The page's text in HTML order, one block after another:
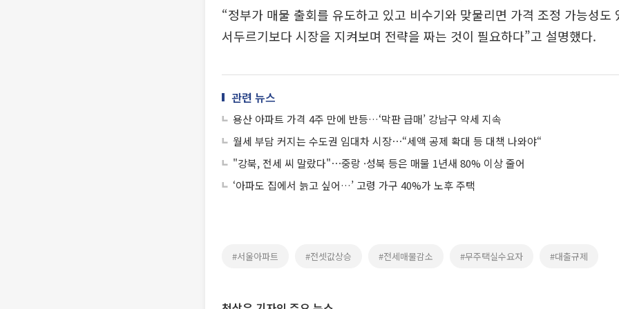
“정부가 매물 출회를 유도하고 있고 비수기와 맞물리면 가격 조정 가능성도
서두르기보다 시장을 지켜보며 전략을 짜는 것이 필요하다”고 설명했다.
관련 뉴스
용산 아파트 가격 4주 만에 반등…‘막판 급매’ 강남구 약세 지속
월세 부담 커지는 수도권 임대차 시장⋯“세액 공제 확대 등 대책 나와야“
"강북, 전세 씨 말랐다"⋯중랑 ·성북 등은 매물 1년새 80% 이상 줄어
‘아파도 집에서 늙고 싶어…’ 고령 가구 40%가 노후 주택
#서울아파트 #전셋값상승 #전세매물감소 #무주택실수요자 #대출규제